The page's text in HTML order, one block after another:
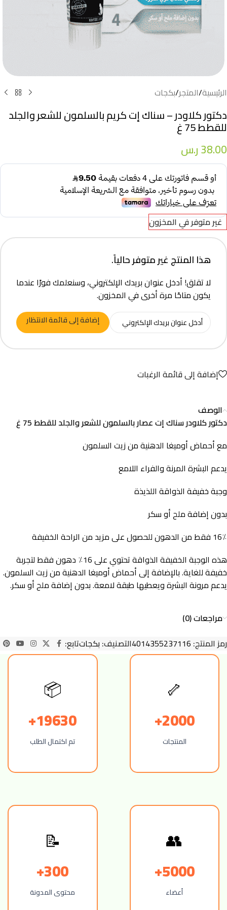
الرئيسية/المتجر/بكجات
دكتور كلاودر – سناك إت كريم بالسلمون للشعر والجلد
للقطط 75 غ
38.00ر.س
غير متوفر في المخزون
هذا المنتج غير متوفر حالياً.
لا تقلق! أدخل عنوان بريدك الإلكتروني، وسنعلمك فورًا عندما
يكون متاحًا مرة أخرى في المخزون.
إضافة إلى قائمة الانتظار
إضافة إلى قائمة الرغبات
الوصف
دكتور كلاودر سناك إت عصار بالسلمون للشعر والجلد للقطط 75 غ
مع أحماض أوميغا الدهنية من زيت السلمون
يدعم البشرة المرنة والفراء اللامع
وجبة خفيفة الذواقة اللذيذة
بدون إضافة ملح أو سكر
16٪ فقط من الدهون للحصول على مزيد من الراحة الخفيفة
هذه الوجبة الخفيفة الذواقة تحتوي على 16٪ دهون فقط لتجربة
خفيفة للغاية. بالإضافة إلى أحماض أوميغا الدهنية من زيت السلمون.
يدعم مرونة البشرة ويعطيها طبقة لامعة. بدون إضافة ملح أو سكر.
مراجعات (0)
رمز المنتج: 4014355237116التصنيف: بكجاتتابع:
🦴
2000+
المنتجات
📦
19630+
تم اكتمال الطلب
👥
5000+
أعضاء
📝
300+
محتوى المدونة